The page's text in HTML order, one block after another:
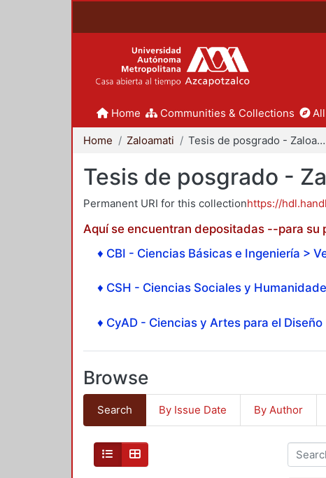
Home Communities & Collections
Home Zaloamati Tesis de posgrado - Zaloamati
Tesis de posgrado -
Permanent URI for this collectionhttps://
Aquí se encuentran depositadas --para
♦ CBI - Ciencias Básicas e Ingeniería >
♦ CSH - Ciencias Sociales y
♦ CyAD - Ciencias y Artes para el Diseño
Browse
Search By Issue Date By Author